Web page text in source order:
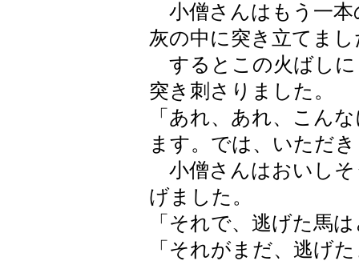
小僧さんはもう一本
灰の中に突き立てまし
するとこの火ばしに
突き刺さりました。
「あれ、あれ、こん
ます。では、いただ
小僧さんはおいしそ
げました。
「それで、逃げた馬
「それがまだ、逃げ